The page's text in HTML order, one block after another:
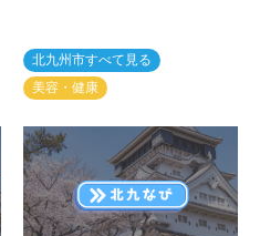
北九州市すべて見る
美容・健康